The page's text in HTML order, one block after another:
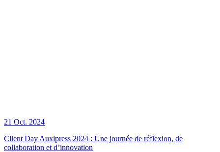
21 Oct. 2024
Client Day Auxipress 2024 : Une journée de réflexion, de
collaboration et d’innovation